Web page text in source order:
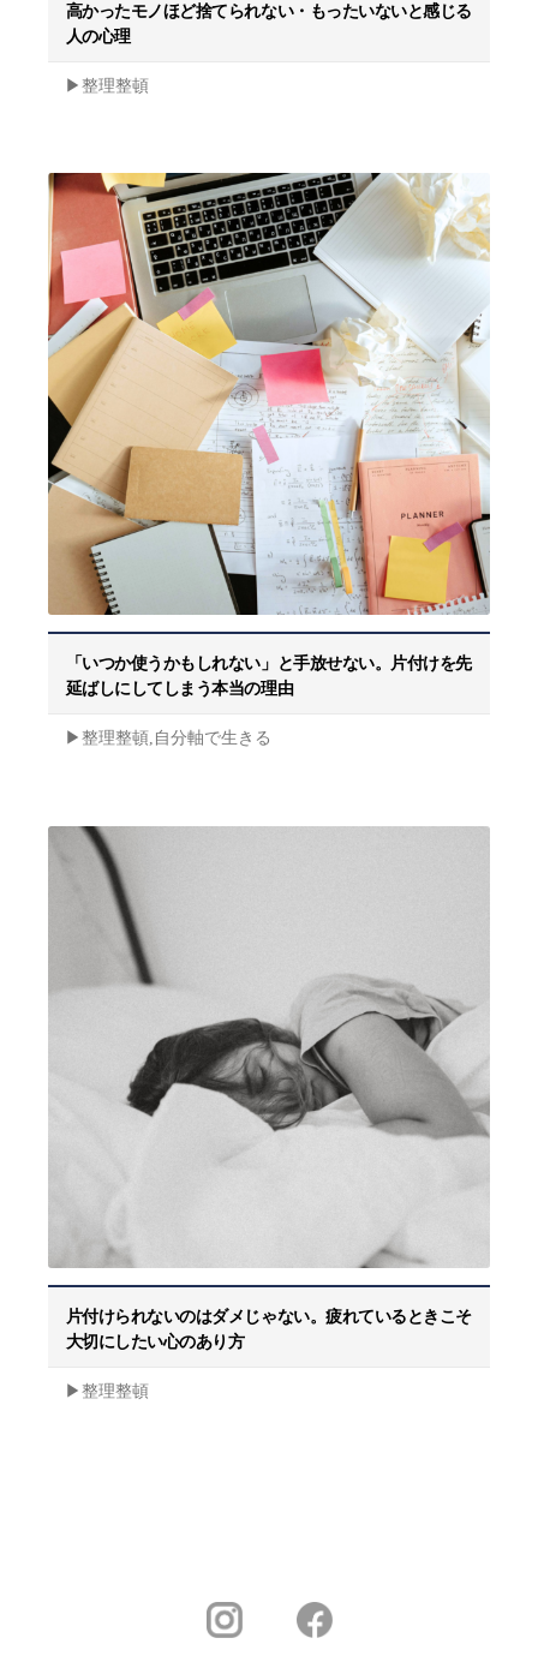
高かったモノほど捨てられない・もったいないと感じる
人の心理
▶︎整理整頓
「いつか使うかもしれない」と手放せない。片付けを先
延ばしにしてしまう本当の理由
▶︎整理整頓,自分軸で生きる
片付けられないのはダメじゃない。疲れているときこそ
大切にしたい心のあり方
▶︎整理整頓